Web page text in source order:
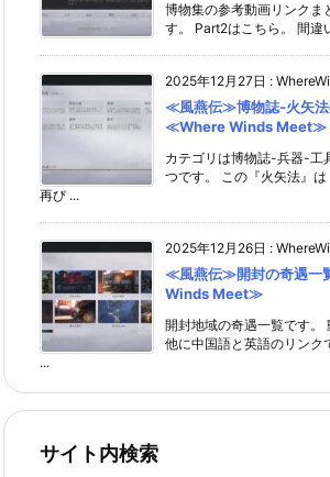
博物集の参考動画リンクま
す。 Part2はこちら。 間違
2025年12月27日 :
≪風燕伝≫博物誌-火矢法
≪Where Winds Meet≫
カテゴリは博物誌-兵器-工
つです。 この『火矢法』は
再び ...
2025年12月26日 :
≪風燕伝≫開封の奇遇一
Winds Meet≫
開封地域の奇遇一覧です。
他に中国語と英語のリンク
...
サイト内検索